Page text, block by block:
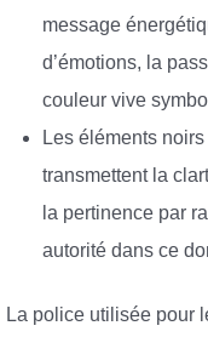
message
d’émotions, la
couleur vive
Les éléments
transmettent la
la pertinence par
autorité dans ce
La police utilisée pour